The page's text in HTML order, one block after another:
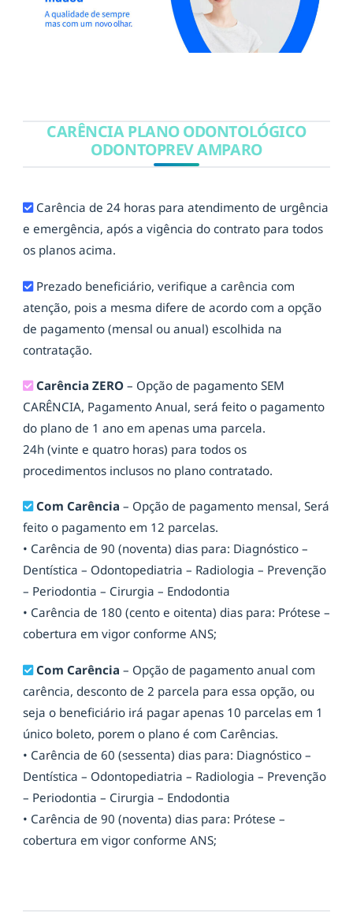
CARÊNCIA PLANO ODONTOLÓGICO
ODONTOPREV AMPARO
Carência de 24 horas para atendimento de urgência
e emergência, após a vigência do contrato para todos
os planos acima.
Prezado beneficiário, verifique a carência com
atenção, pois a mesma difere de acordo com a opção
de pagamento (mensal ou anual) escolhida na
contratação.
Carência ZERO – Opção de pagamento SEM
CARÊNCIA, Pagamento Anual, será feito o pagamento
do plano de 1 ano em apenas uma parcela.
24h (vinte e quatro horas) para todos os
procedimentos inclusos no plano contratado.
Com Carência – Opção de pagamento mensal, Será
feito o pagamento em 12 parcelas.
• Carência de 90 (noventa) dias para: Diagnóstico –
Dentística – Odontopediatria – Radiologia – Prevenção
– Periodontia – Cirurgia – Endodontia
• Carência de 180 (cento e oitenta) dias para: Prótese –
cobertura em vigor conforme ANS;
Com Carência – Opção de pagamento anual com
carência, desconto de 2 parcela para essa opção, ou
seja o beneficiário irá pagar apenas 10 parcelas em 1
único boleto, porem o plano é com Carências.
• Carência de 60 (sessenta) dias para: Diagnóstico –
Dentística – Odontopediatria – Radiologia – Prevenção
– Periodontia – Cirurgia – Endodontia
• Carência de 90 (noventa) dias para: Prótese –
cobertura em vigor conforme ANS;